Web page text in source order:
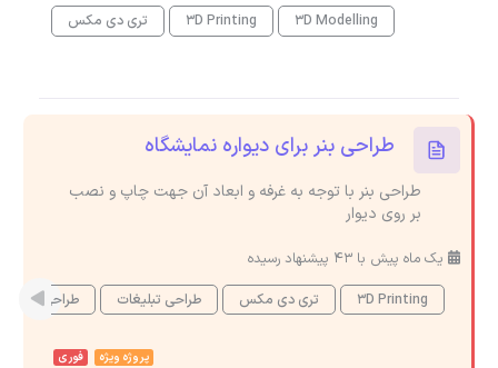
3D Modelling
3D Printing تری دی مکس
طراحی بنر برای دیواره نمایشگاه
طراحی بنر با توجه به غرفه و ابعاد آن جهت چاپ و نصب
بر روی دیوار
یک ماه پیش با 43 پیشنهاد رسیده
3D Printing
تری دی مکس طراحی تبلیغات طراحی بنر
پروژه ویژه فوری